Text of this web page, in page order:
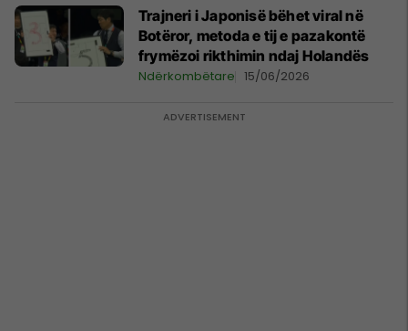
Trajneri i Japonisë bëhet viral në
Botëror, metoda e tij e pazakontë
frymëzoi rikthimin ndaj Holandës
Ndërkombëtare 15/06/2026